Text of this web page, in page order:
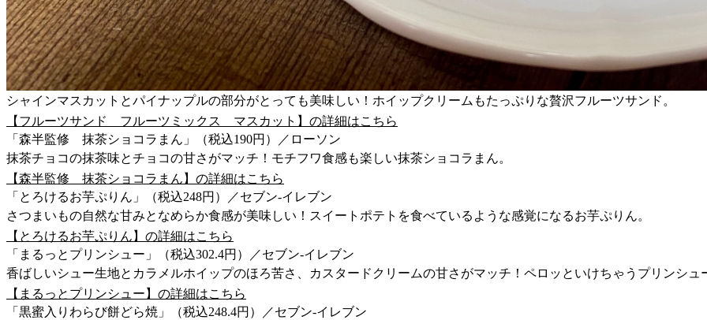
シャインマスカットとパイナップルの部分がとっても美味しい！ホイップクリームもたっぷりな贅沢フルーツサンド。
【フルーツサンド フルーツミックス マスカット】の詳細はこちら
「森半監修 抹茶ショコラまん」（税込190円）／ローソン
抹茶チョコの抹茶味とチョコの甘さがマッチ！モチフワ食感も楽しい抹茶ショコラまん。
【森半監修 抹茶ショコラまん】の詳細はこちら
「とろけるお芋ぷりん」（税込248円）／セブン-イレブン
さつまいもの自然な甘みとなめらか食感が美味しい！スイートポテトを食べているような感覚になるお芋ぷりん。
【とろけるお芋ぷりん】の詳細はこちら
「まるっとプリンシュー」（税込302.4円）／セブン-イレブン
香ばしいシュー生地とカラメルホイップのほろ苦さ、カスタードクリームの甘さがマッチ！ペロッといけちゃうプリンシュ
【まるっとプリンシュー】の詳細はこちら
「黒蜜入りわらび餅どら焼」（税込248.4円）／セブン-イレブン